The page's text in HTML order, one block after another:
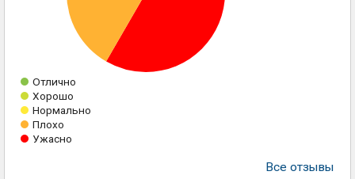
Отлично
Хорошо
Нормально
Плохо
Ужасно
Все отзывы